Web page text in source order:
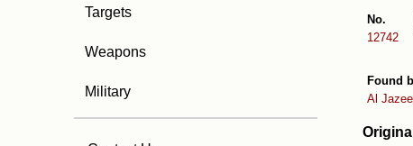
Targets
Weapons
Military
No.
12742
Found
Al